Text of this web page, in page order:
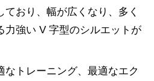
おり、幅が広くなり、多く
力強い V 字型のシルエットが
なトレーニング、最適なエク